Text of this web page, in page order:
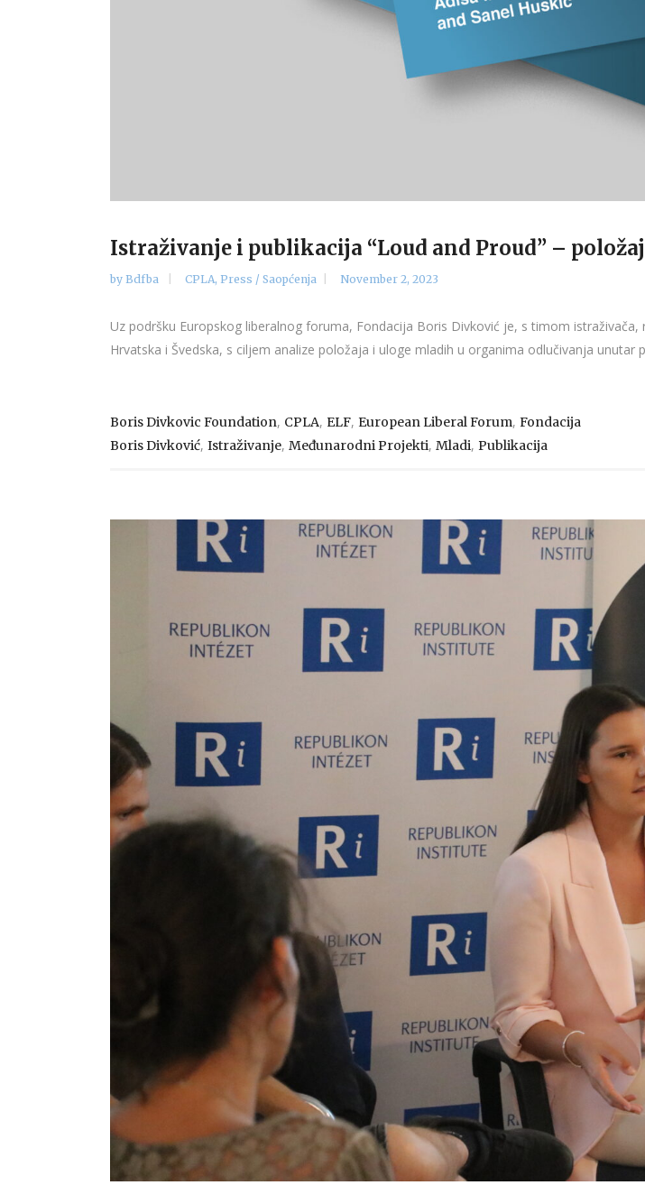
Istraživanje i publikacija “Loud and Proud” –
by Bdfba CPLA, Press / Saopćenja November 2, 2023
Uz podršku Europskog liberalnog foruma, Fondacija Boris Divković je, s timom
Hrvatska i Švedska, s ciljem analize položaja i uloge mladih u organima odlučivanja
Boris Divkovic Foundation, CPLA, ELF, European Liberal Forum, Fondacija
Boris Divković, Istraživanje, Međunarodni Projekti, Mladi, Publikacija